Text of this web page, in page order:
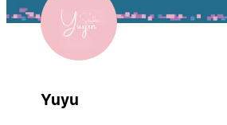
Yuyu